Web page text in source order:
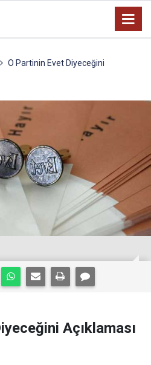
O Partinin Evet Diyeceğini
Açıklaması